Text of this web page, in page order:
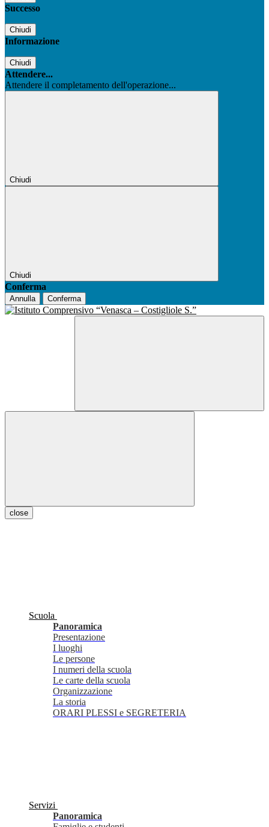
Successo
Chiudi
Informazione
Chiudi
Attendere...
Attendere il completamento dell'operazione...
Chiudi
Chiudi
Conferma
Annulla Conferma
close
Scuola
Panoramica
Presentazione
I luoghi
Le persone
I numeri della scuola
Le carte della scuola
Organizzazione
La storia
ORARI PLESSI e SEGRETERIA
Servizi
Panoramica